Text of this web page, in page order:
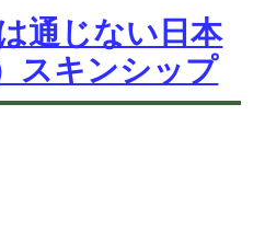
通じない日本
スキンシップ